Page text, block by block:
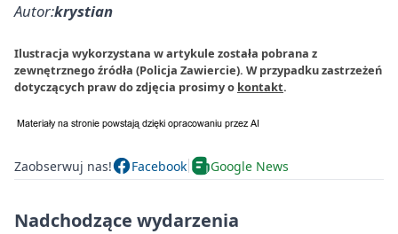
Autor:krystian
Ilustracja wykorzystana w artykule została pobrana z
zewnętrznego źródła (Policja Zawiercie). W przypadku zastrzeżeń
dotyczących praw do zdjęcia prosimy o kontakt.
Zaobserwuj nas! Facebook Google News
Nadchodzące wydarzenia